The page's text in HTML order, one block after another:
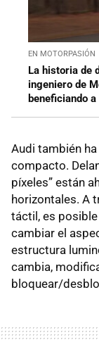
EN MOTORPASIÓN
La historia de
ingeniero de
beneficiando
Audi también
compacto.
píxeles” están
horizontales. A
táctil, es
cambiar el
estructura
cambia,
bloquear/